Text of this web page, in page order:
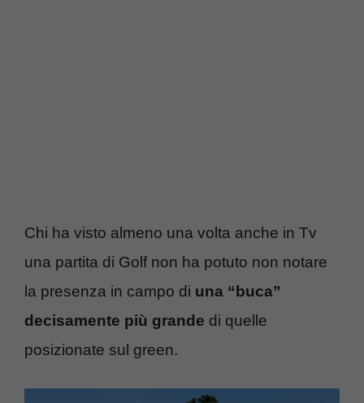
Chi ha visto almeno una volta anche in Tv
una partita di Golf non ha potuto non notare
la presenza in campo di una “buca”
decisamente più grande di quelle
posizionate sul green.